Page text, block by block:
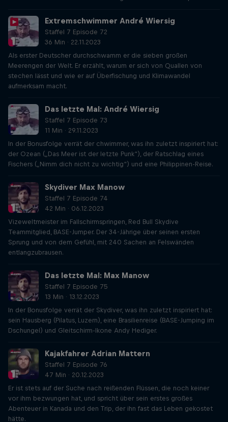
Extremschwimmer André Wiersig
Staffel 7 Episode 72
36 Min · 22.11.2023
Als erster Deutscher durchschwamm er die sieben großen
Meerengen der Welt. Er erzählt, warum er sich von Quallen von
stechen lässt und wie er auf Überfischung und Klimawandel
aufmerksam macht.
Das letzte Mal: André Wiersig
Staffel 7 Episode 73
11 Min · 29.11.2023
In der Bonusfolge verrät der chwimmer, was ihn zuletzt inspiriert hat:
der Ozean („Das Meer ist der letzte Punk“), der Ratschlag eines
Fischers („Nimm dich nicht zu wichtig“) und eine Philippinen-Reise.
Skydiver Max Manow
Staffel 7 Episode 74
42 Min · 06.12.2023
Vizeweltmeister im Fallschirmspringen, Red Bull Skydive
Teammitglied, BASE-Jumper. Der 34-Jährige über seinen ersten
Sprung und von dem Gefühl, mit 240 Sachen an Felswänden
entlangzubrausen.
Das letzte Mal: Max Manow
Staffel 7 Episode 75
13 Min · 13.12.2023
In der Bonusfolge verrät der Skydiver, was ihn zuletzt inspiriert hat:
sein Hausberg (Pilatus, Luzern), eine Brasilienreise (BASE-Jumping im
Dschungel) und Gleitschirm-Ikone Andy Hediger.
Kajakfahrer Adrian Mattern
Staffel 7 Episode 76
47 Min · 20.12.2023
Er ist stets auf der Suche nach reißenden Flüssen, die noch keiner
vor ihm bezwungen hat, und spricht über sein erstes großes
Abenteuer in Kanada und den Trip, der ihn fast das Leben gekostet
hätte.